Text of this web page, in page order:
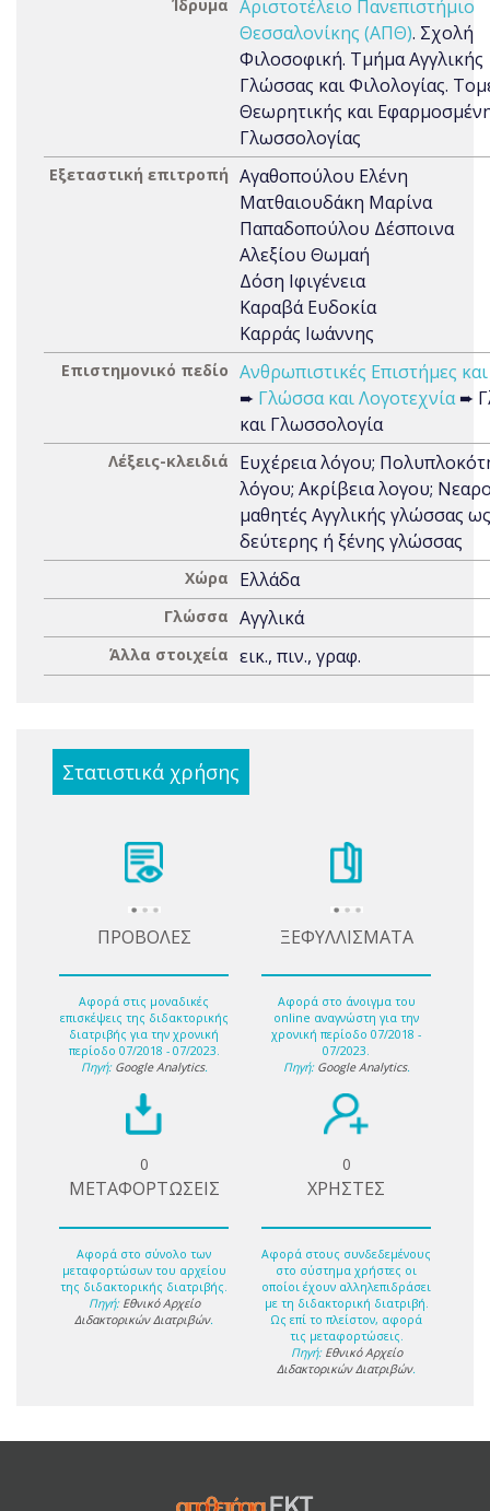
Ίδρυμα Αριστοτέλειο Πανεπιστήμιο
Θεσσαλονίκης (ΑΠΘ). Σχολή
Φιλοσοφική. Τμήμα Αγγλικής
Γλώσσας και Φιλολογίας.
Θεωρητικής και
Γλωσσολογίας
Εξεταστική επιτροπή Αγαθοπούλου Ελένη
Ματθαιουδάκη Μαρίνα
Παπαδοπούλου Δέσποινα
Αλεξίου Θωμαή
Δόση Ιφιγένεια
Καραβά Ευδοκία
Καρράς Ιωάννης
Επιστημονικό πεδίο Ανθρωπιστικές Επιστήμες
➨ Γλώσσα και Λογοτεχνία➨
και Γλωσσολογία
Λέξεις-κλειδιά
Ευχέρεια λόγου;
λόγου; Ακρίβεια λογου;
μαθητές Αγγλικής γλώσσας ως
δεύτερης ή ξένης γλώσσας
Χώρα Ελλάδα
Γλώσσα Αγγλικά
Άλλα στοιχεία εικ., πιν., γραφ.
Στατιστικά χρήσης
ΠΡΟΒΟΛΕΣ
Αφορά στις μοναδικές
επισκέψεις της διδακτορικής
διατριβής για την χρονική
περίοδο 07/2018 - 07/2023.
Πηγή: Google Analytics.
ΞΕΦΥΛΛΙΣΜΑΤΑ
Αφορά στο άνοιγμα του
online αναγνώστη για την
χρονική περίοδο 07/2018 -
07/2023.
Πηγή: Google Analytics.
0
ΜΕΤΑΦΟΡΤΩΣΕΙΣ
Αφορά στο σύνολο των
μεταφορτώσων του αρχείου
της διδακτορικής διατριβής.
Πηγή: Εθνικό Αρχείο
Διδακτορικών Διατριβών.
0
ΧΡΗΣΤΕΣ
Αφορά στους συνδεδεμένους
στο σύστημα χρήστες οι
οποίοι έχουν αλληλεπιδράσει
με τη διδακτορική διατριβή.
Ως επί το πλείστον, αφορά
τις μεταφορτώσεις.
Πηγή: Εθνικό Αρχείο
Διδακτορικών Διατριβών.